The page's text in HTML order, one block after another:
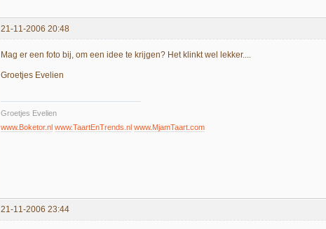
21-11-2006 20:48
Mag er een foto bij, om een idee te krijgen? Het klinkt wel lekker....
Groetjes Evelien
Groetjes Evelien
www.Boketor.nl www.TaartEnTrends.nl www.MjamTaart.com
21-11-2006 23:44